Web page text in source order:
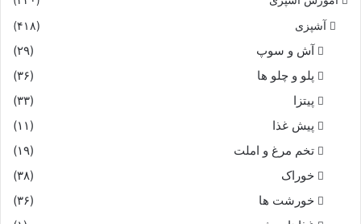
آشپزی (۴۱۸)
آش و سوپ
(۲۹)
پلو و چلو ها
(۳۶)
پیتزا
(۳۳)
پیش غذا
(۱۱)
تخم مرغ و املت
(۱۹)
خوراک
(۳۸)
خورشت ها
(۳۶)